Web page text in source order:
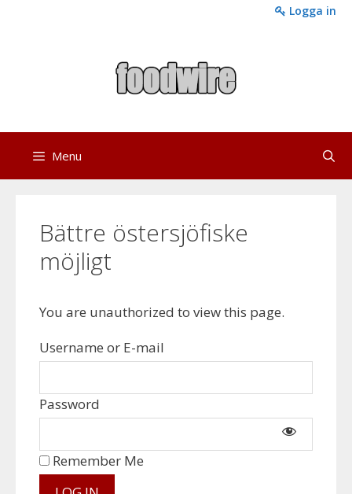
Logga in
Menu
Bättre östersjöfiske
möjligt
You are unauthorized to view this page.
Username or E-mail
Password
Remember Me